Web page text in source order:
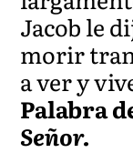
Jacob le
morir
a ver y
Palabra
Señor.